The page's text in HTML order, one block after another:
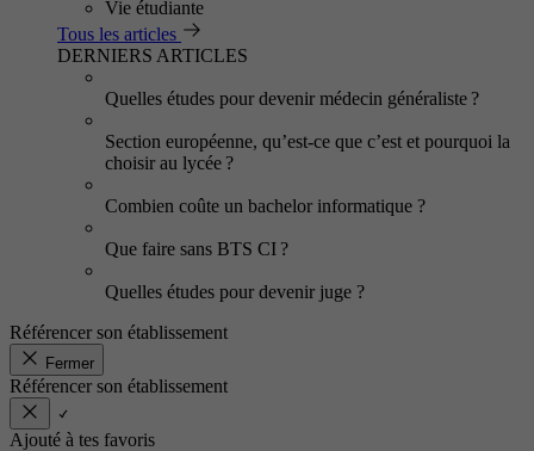
Vie étudiante
Tous les articles
DERNIERS ARTICLES
Quelles études pour devenir médecin généraliste ?
Section européenne, qu’est-ce que c’est et pourquoi la
choisir au lycée ?
Combien coûte un bachelor informatique ?
Que faire sans BTS CI ?
Quelles études pour devenir juge ?
Référencer son établissement
Fermer
Référencer son établissement
Ajouté à tes favoris